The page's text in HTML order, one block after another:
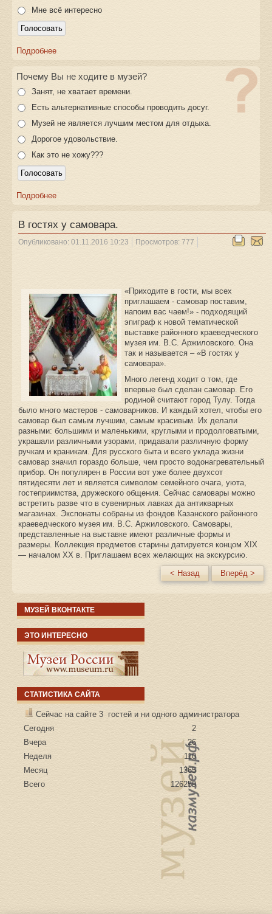
Мне всё интересно
Подробнее
Почему Вы не ходите в музей?
Занят, не хватает времени.
Есть альтернативные способы проводить досуг.
Музей не является лучшим местом для отдыха.
Дорогое удовольствие.
Как это не хожу???
Подробнее
В гостях у самовара.
Опубликовано: 01.11.2016 10:23 Просмотров: 777
«Приходите в гости, мы всех
приглашаем - самовар поставим,
напоим вас чаем!» - подходящий
эпиграф к новой тематической
выставке районного краеведческого
музея им. В.С. Аржиловского. Она
так и называется – «В гостях у
самовара».
Много легенд ходит о том, где
впервые был сделан самовар. Его
родиной считают город Тулу. Тогда
было много мастеров - самоварников. И каждый хотел, чтобы его
самовар был самым лучшим, самым красивым. Их делали
разными: большими и маленькими, круглыми и продолговатыми,
украшали различными узорами, придавали различную форму
ручкам и краникам. Для русского быта и всего уклада жизни
самовар значил гораздо больше, чем просто водонагревательный
прибор. Он популярен в России вот уже более двухсот
пятидесяти лет и является символом семейного очага, уюта,
гостеприимства, дружеского общения. Сейчас самовары можно
встретить разве что в сувенирных лавках да антикварных
магазинах. Экспонаты собраны из фондов Казанского районного
краеведческого музея им. В.С. Аржиловского. Самовары,
представленные на выставке имеют различные формы и
размеры. Коллекция предметов старины датируется концом XIX
— началом XX в. Приглашаем всех желающих на экскурсию.
< Назад
Вперёд >
МУЗЕЙ ВКОНТАКТЕ
ЭТО ИНТЕРЕСНО
СТАТИСТИКА САЙТА
Сейчас на сайте 3 гостей и ни одного администратора
Сегодня
2
Вчера
26
Неделя
110
Месяц
1365
Всего
126259